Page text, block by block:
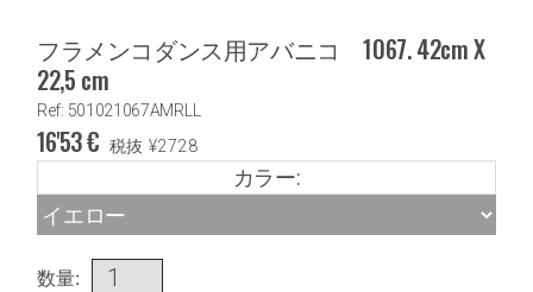
フラメンコダンス用アバニコ 1067. 42cm X
22,5 cm
Ref: 501021067AMRLL
16'53€ 税抜 ¥2728
カラー:
数量: